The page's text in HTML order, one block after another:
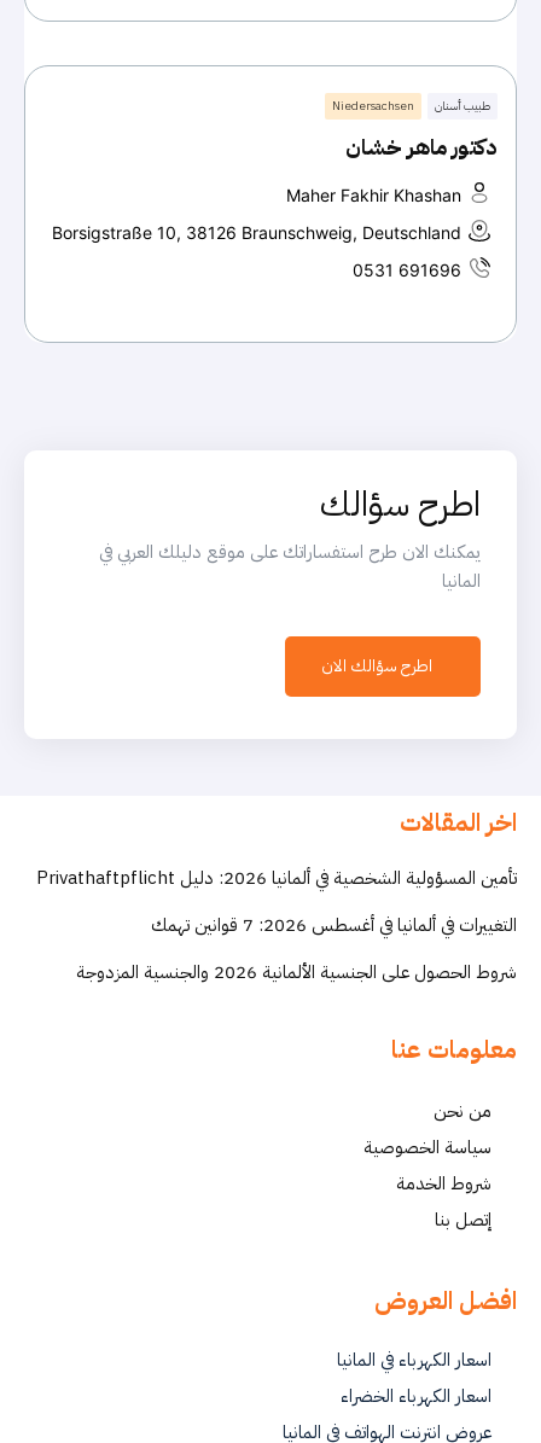
طبيب أسنان Niedersachsen
دكتور ماهر خشان
Maher Fakhir Khashan
Borsigstraße 10, 38126 Braunschweig, Deutschland
0531 691696
اطرح سؤالك
يمكنك الان طرح استفساراتك على موقع دليلك العربي في
المانيا
اطرح سؤالك الان
اخر المقالات
تأمين المسؤولية الشخصية في ألمانيا 2026: دليل Privathaftpflicht
التغييرات في ألمانيا في أغسطس 2026: 7 قوانين تهمك
شروط الحصول على الجنسية الألمانية 2026 والجنسية المزدوجة
معلومات عنا
من نحن
سياسة الخصوصية
شروط الخدمة
إتصل بنا
افضل العروض
اسعار الكهرباء في المانيا
اسعار الكهرباء الخضراء
عروض انترنت الهواتف في المانيا